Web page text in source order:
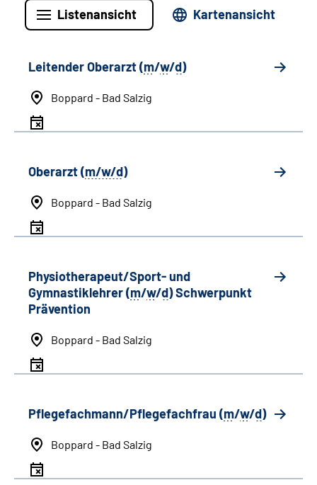
Listenansicht Kartenansicht
Leitender Oberarzt (m/w/d)
Boppard - Bad Salzig
Oberarzt (m/w/d)
Boppard - Bad Salzig
Physiotherapeut/Sport- und
Gymnastiklehrer (m/w/d) Schwerpunkt
Prävention
Boppard - Bad Salzig
Pflegefachmann/Pflegefachfrau (m/w/d)
Boppard - Bad Salzig